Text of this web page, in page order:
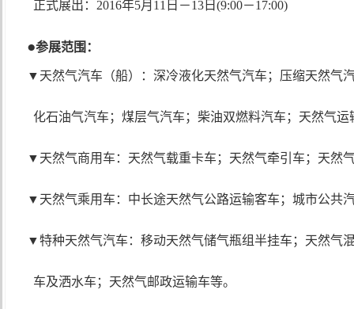
正式展出：2016年5月11日－13日(9:00－17:00)
●参展范围：
▼ 天然气汽车 （船） ：深冷液化天然气汽车 ； 压缩天然气
化石油气汽车；煤层气汽车；柴油双燃料汽车； 天然气运
▼ 天然气商用车：天然气载重卡车；天然气牵引车；天然
▼ 天然气乘用车：中长途天然气公路运输客车；城市公共
▼特种天然气汽车：移动天然气储气瓶组半挂车；天然气
车及洒水车；天然气邮政运输车等。